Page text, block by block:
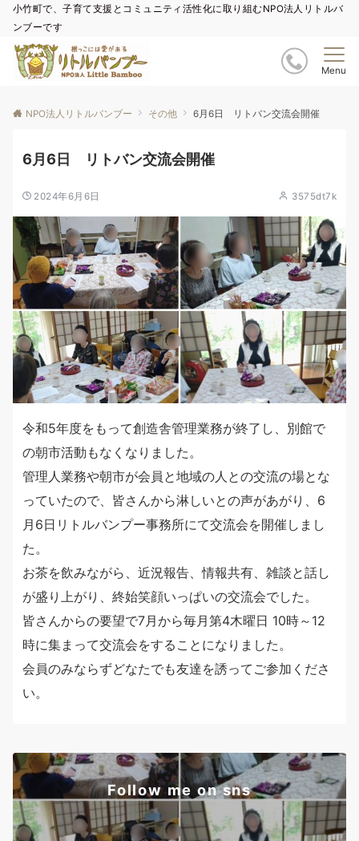
小竹町で、子育て支援とコミュニティ活性化に取り組むNPO法人リトルバ
ンブーです
Menu
NPO法人リトルバンブー その他 6月6日 リトバン交流会開催
6月6日 リトバン交流会開催
2024年6月6日 3575dt7k
令和5年度をもって創造舎管理業務が終了し、別館で
の朝市活動もなくなりました。
管理人業務や朝市が会員と地域の人との交流の場とな
っていたので、皆さんから淋しいとの声があがり、6
月6日リトルバンプー事務所にて交流会を開催しまし
た。
お茶を飲みながら、近況報告、情報共有、雑談と話し
が盛り上がり、終始笑顔いっぱいの交流会でした。
皆さんからの要望で7月から毎月第4木曜日 10時～12
時に集まって交流会をすることになりました。
会員のみならずどなたでも友達を誘ってご参加くださ
い。
Follow me on sns